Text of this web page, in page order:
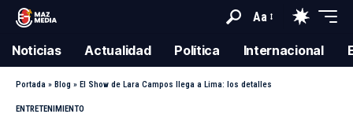
Aa
Noticias Actualidad Política Internacional
Portada » Blog » El Show de Lara Campos llega a Lima: los detalles
ENTRETENIMIENTO